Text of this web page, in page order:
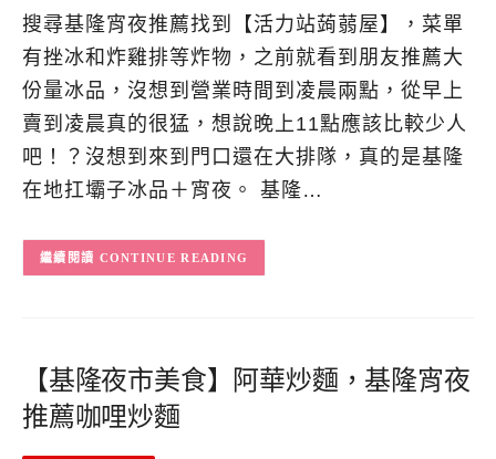
搜尋基隆宵夜推薦找到【活力站蒟蒻屋】，菜單
有挫冰和炸雞排等炸物，之前就看到朋友推薦大
份量冰品，沒想到營業時間到凌晨兩點，從早上
賣到凌晨真的很猛，想說晚上11點應該比較少人
吧！？沒想到來到門口還在大排隊，真的是基隆
在地扛壩子冰品＋宵夜。 基隆…
CONTINUE READING
【基隆夜市美食】阿華炒麵，基隆宵夜
推薦咖哩炒麵